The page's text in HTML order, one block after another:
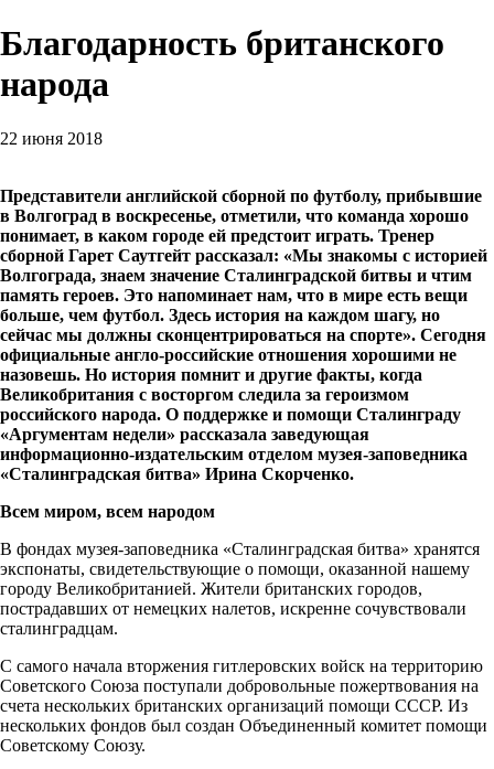
Благодарность британского
народа
22 июня 2018
Представители английской сборной по футболу, прибывшие
в Волгоград в воскресенье, отметили, что команда хорошо
понимает, в каком городе ей предстоит играть. Тренер
сборной Гарет Саутгейт рассказал: «Мы знакомы с историей
Волгограда, знаем значение Сталинградской битвы и чтим
память героев. Это напоминает нам, что в мире есть вещи
больше, чем футбол. Здесь история на каждом шагу, но
сейчас мы должны сконцентрироваться на спорте». Сегодня
официальные англо-российские отношения хорошими не
назовешь. Но история помнит и другие факты, когда
Великобритания с восторгом следила за героизмом
российского народа. О поддержке и помощи Сталинграду
«Аргументам недели» рассказала заведующая
информационно-издательским отделом музея-заповедника
«Сталинградская битва» Ирина Скорченко.
Всем миром, всем народом
В фондах музея-заповедника «Сталинградская битва» хранятся
экспонаты, свидетельствующие о помощи, оказанной нашему
городу Великобританией. Жители британских городов,
пострадавших от немецких налетов, искренне сочувствовали
сталинградцам.
С самого начала вторжения гитлеровских войск на территорию
Советского Союза поступали добровольные пожертвования на
счета нескольких британских организаций помощи СССР. Из
нескольких фондов был создан Объединенный комитет помощи
Советскому Союзу.